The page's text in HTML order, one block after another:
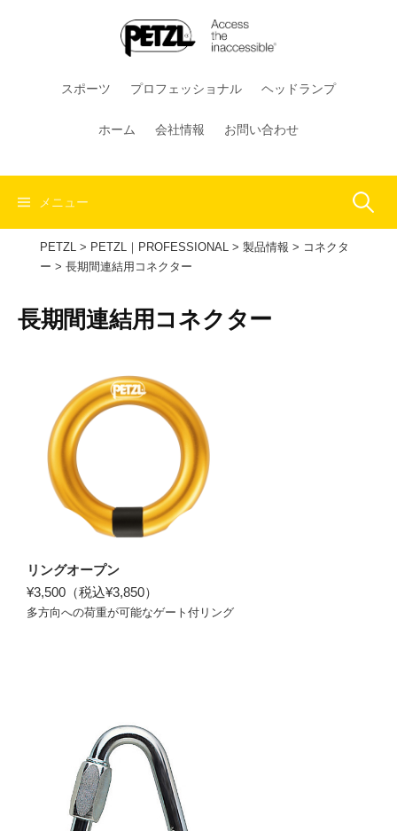
スポーツ プロフェッショナル ヘッドランプ
ホーム 会社情報 お問い合わせ
メニュー 検
PETZL > PETZL｜PROFESSIONAL > 製品情報 > コネクタ
ー > 長期間連結用コネクター
長期間連結用コネクター
リングオープン
¥3,500（税込¥3,850）
多方向への荷重が可能なゲート付リング